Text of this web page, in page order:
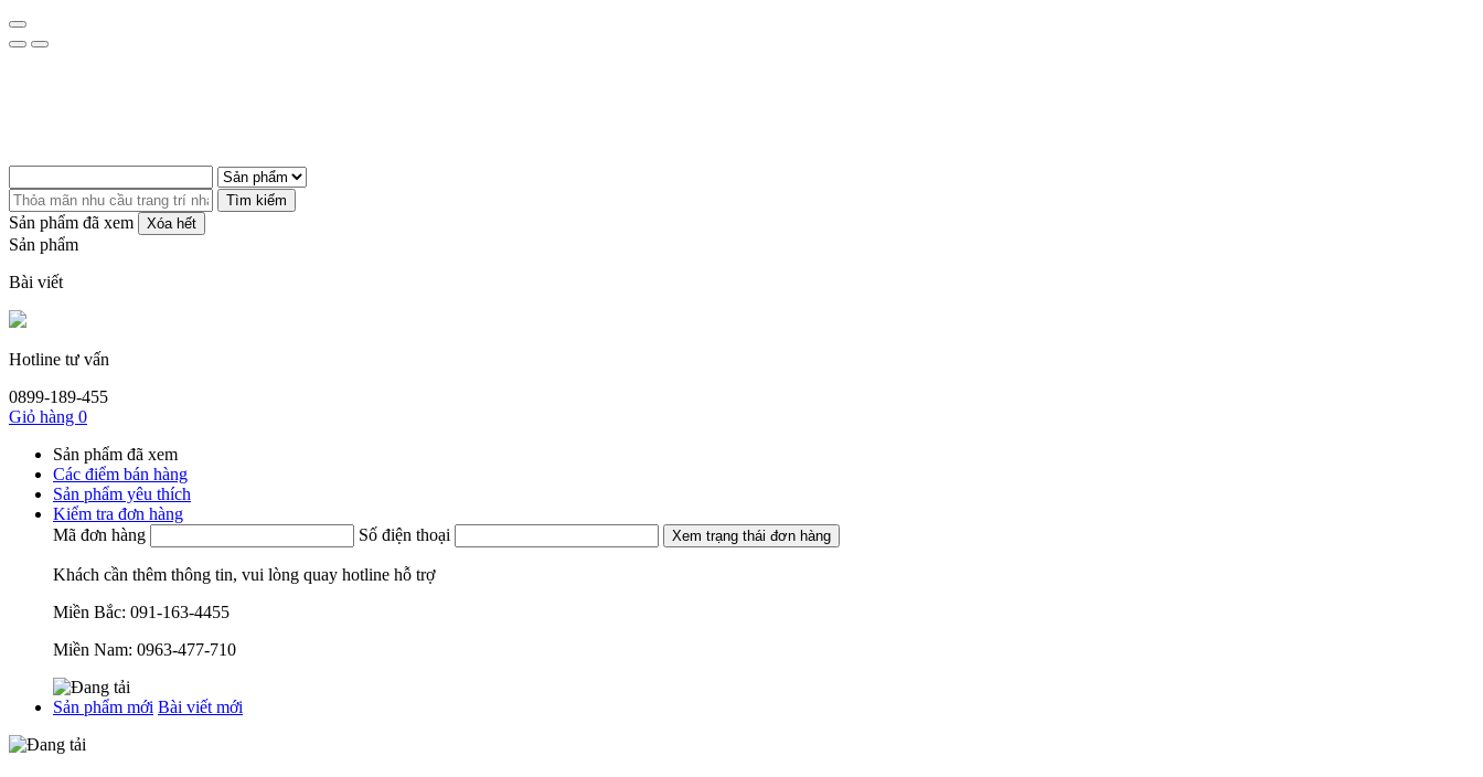
Tìm kiếm
Sản phẩm đã xem Xóa hết
Sản phẩm
Bài viết
Hotline tư vấn
0899-189-455
Giỏ hàng 0
Sản phẩm đã xem
Các điểm bán hàng
Sản phẩm yêu thích
Kiểm tra đơn hàng
Mã đơn hàng
Số điện thoại Xem trạng thái đơn hàng
Khách cần thêm thông tin, vui lòng quay hotline hỗ trợ
Miền Bắc: 091-163-4455
Miền Nam: 0963-477-710
Sản phẩm mới Bài viết mới